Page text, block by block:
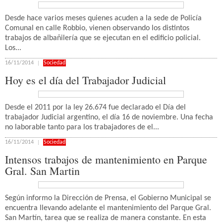
Desde hace varios meses quienes acuden a la sede de Policía
Comunal en calle Robbio, vienen observando los distintos
trabajos de albañilería que se ejecutan en el edificio policial.
Los...
16/11/2014 Sociedad
Hoy es el día del Trabajador Judicial
Desde el 2011 por la ley 26.674 fue declarado el Día del
trabajador Judicial argentino, el día 16 de noviembre. Una fecha
no laborable tanto para los trabajadores de el...
16/11/2014 Sociedad
Intensos trabajos de mantenimiento en Parque
Gral. San Martin
Según informo la Dirección de Prensa, el Gobierno Municipal se
encuentra llevando adelante el mantenimiento del Parque Gral.
San Martín, tarea que se realiza de manera constante. En esta